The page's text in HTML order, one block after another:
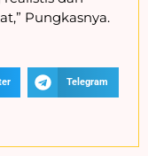
Pungkasnya.
Telegram